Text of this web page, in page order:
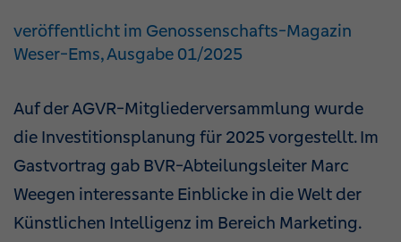
veröffentlicht im Genossenschafts-Magazin
Weser-Ems, Ausgabe 01/2025
Auf der AGVR-Mitgliederversammlung wurde
die Investitionsplanung für 2025 vorgestellt. Im
Gastvortrag gab BVR-Abteilungsleiter Marc
Weegen interessante Einblicke in die Welt der
Künstlichen Intelligenz im Bereich Marketing.